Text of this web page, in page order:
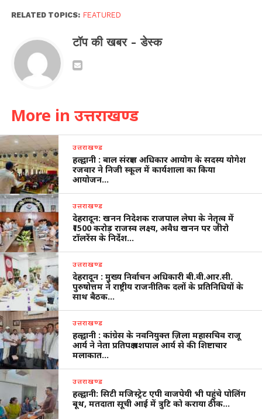
RELATED TOPICS: FEATURED
टॉप की खबर - डेस्क
More in उत्तराखण्ड
उत्तराखण्ड
हल्द्वानी : बाल संरक्षण अधिकार आयोग के सदस्य योगेश
रजवार ने निजी स्कूल में कार्यशाला का किया
आयोजन…
उत्तराखण्ड
देहरादून: खनन निदेशक राजपाल लेघा के नेतृत्व में
₹1500 करोड़ राजस्व लक्ष्य, अवैध खनन पर जीरो
टॉलरेंस के निर्देश…
उत्तराखण्ड
देहरादून : मुख्य निर्वाचन अधिकारी बी.वी.आर.सी.
पुरुषोत्तम ने राष्ट्रीय राजनीतिक दलों के प्रतिनिधियों के
साथ बैठक…
उत्तराखण्ड
हल्द्वानी : कांग्रेस के नवनियुक्त ज़िला महासचिव राजू
आर्य ने नेता प्रतिपक्ष यशपाल आर्य से की शिष्टाचार
मलाकात…
उत्तराखण्ड
हल्द्वानी: सिटी मजिस्ट्रेट एपी वाजपेयी भी पहुंचे पोलिंग
बूथ, मतदाता सूची आई में त्रुटि को कराया ठीक…